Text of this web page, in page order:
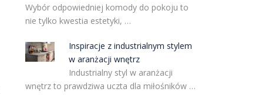
Wybór odpowiedniej komody do pokoju to
nie tylko kwestia estetyki, …
Inspiracje z industrialnym stylem
w aranżacji wnętrz
Industrialny styl w aranżacji
wnętrz to prawdziwa uczta dla miłośników …